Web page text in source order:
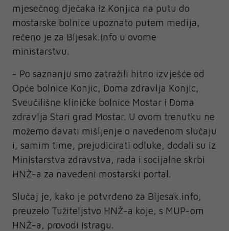
mjesečnog dječaka iz Konjica na putu do
mostarske bolnice upoznato putem medija,
rečeno je za Bljesak.info u ovome
ministarstvu.
- Po saznanju smo zatražili hitno izvješće od
Opće bolnice Konjic, Doma zdravlja Konjic,
Sveučilišne kliničke bolnice Mostar i Doma
zdravlja Stari grad Mostar. U ovom trenutku ne
možemo davati mišljenje o navedenom slučaju
i, samim time, prejudicirati odluke, dodali su iz
Ministarstva zdravstva, rada i socijalne skrbi
HNŽ-a za navedeni mostarski portal.
Slučaj je, kako je potvrđeno za Bljesak.info,
preuzelo Tužiteljstvo HNŽ-a koje, s MUP-om
HNŽ-a, provodi istragu.